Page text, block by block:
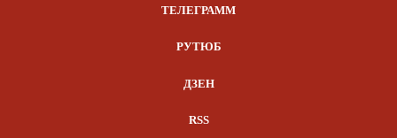
ТЕЛЕГРАММ
РУТЮБ
ДЗЕН
RSS